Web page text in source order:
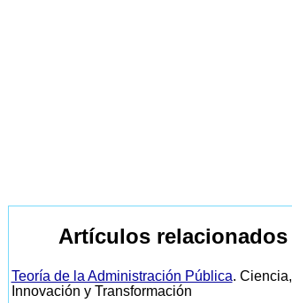
Artículos relacionados
Teoría de la Administración Pública. Ciencia,
Innovación y Transformación